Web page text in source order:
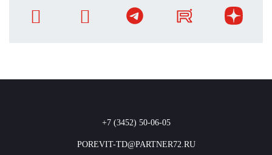
+7 (3452) 50-06-05
POREVIT-TD@PARTNER72.RU